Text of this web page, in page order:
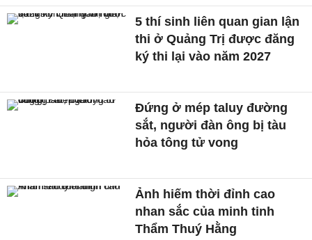
5 thí sinh liên quan gian lận
thi ở Quảng Trị được đăng
ký thi lại vào năm 2027
Đứng ở mép taluy đường
sắt, người đàn ông bị tàu
hỏa tông tử vong
Ảnh hiếm thời đỉnh cao
nhan sắc của minh tinh
Thẩm Thuý Hằng